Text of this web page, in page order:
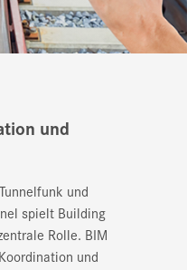
und
und
spielt Building
Rolle. BIM
und